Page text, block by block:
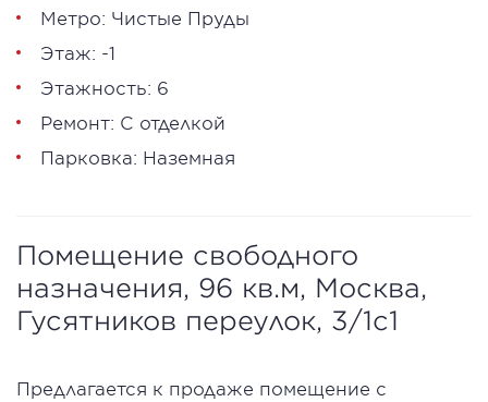
Метро: Чистые Пруды
Этаж: -1
Этажность: 6
Ремонт: С отделкой
Парковка: Наземная
Помещение свободного
назначения, 96 кв.м, Москва,
Гусятников переулок, 3/1с1
Предлагается к продаже помещение с